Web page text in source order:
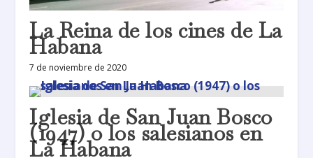
La Reina de los cines de La
Habana
7 de noviembre de 2020
Iglesia de San Juan Bosco
(1947) o los salesianos en
La Habana